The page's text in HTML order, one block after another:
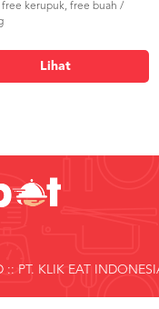
free kerupuk, free buah /
Lihat
PT. KLIK EAT